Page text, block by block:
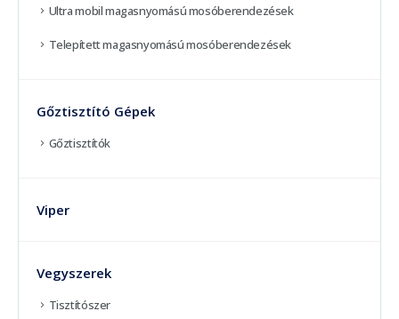
Ultra mobil magasnyomású mosóberendezések
Telepített magasnyomású mosóberendezések
Gőztisztító Gépek
Gőztisztítók
Viper
Vegyszerek
Tisztítószer